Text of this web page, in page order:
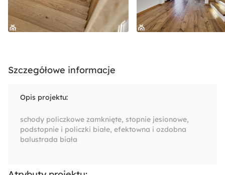
Szczegółowe informacje
Opis projektu:
schody policzkowe zamknięte, stopnie jesionowe,
podstopnie i policzki białe, efektowna i ozdobna
balustrada biała